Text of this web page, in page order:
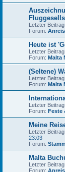
Letzter
Forum:
Heute ist
Letzter
Forum: Malta
(Seltene)
Letzter
Forum: Malta
Letzter
Forum: Feste
Meine
Letzter
23:03
Forum:
Malta
Letzter
Forum: